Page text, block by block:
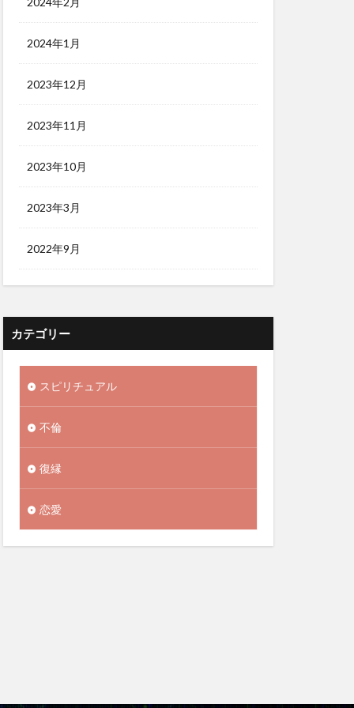
2024年1月
2023年12月
2023年11月
2023年10月
2023年3月
2022年9月
カテゴリー
スピリチュアル
不倫
復縁
恋愛